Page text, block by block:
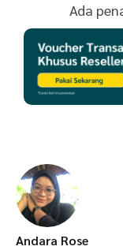
Ada
Andara Rose